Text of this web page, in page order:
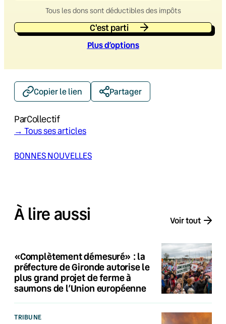
Tous les dons sont déductibles des impôts
C'est parti
Plus d’options
Copier le lien Partager
ParCollectif
→ Tous ses articles
BONNES NOUVELLES
À lire aussi Voir tout
«Complètement démesuré» : la
préfecture de Gironde autorise le
plus grand projet de ferme à
saumons de l’Union européenne
TRIBUNE